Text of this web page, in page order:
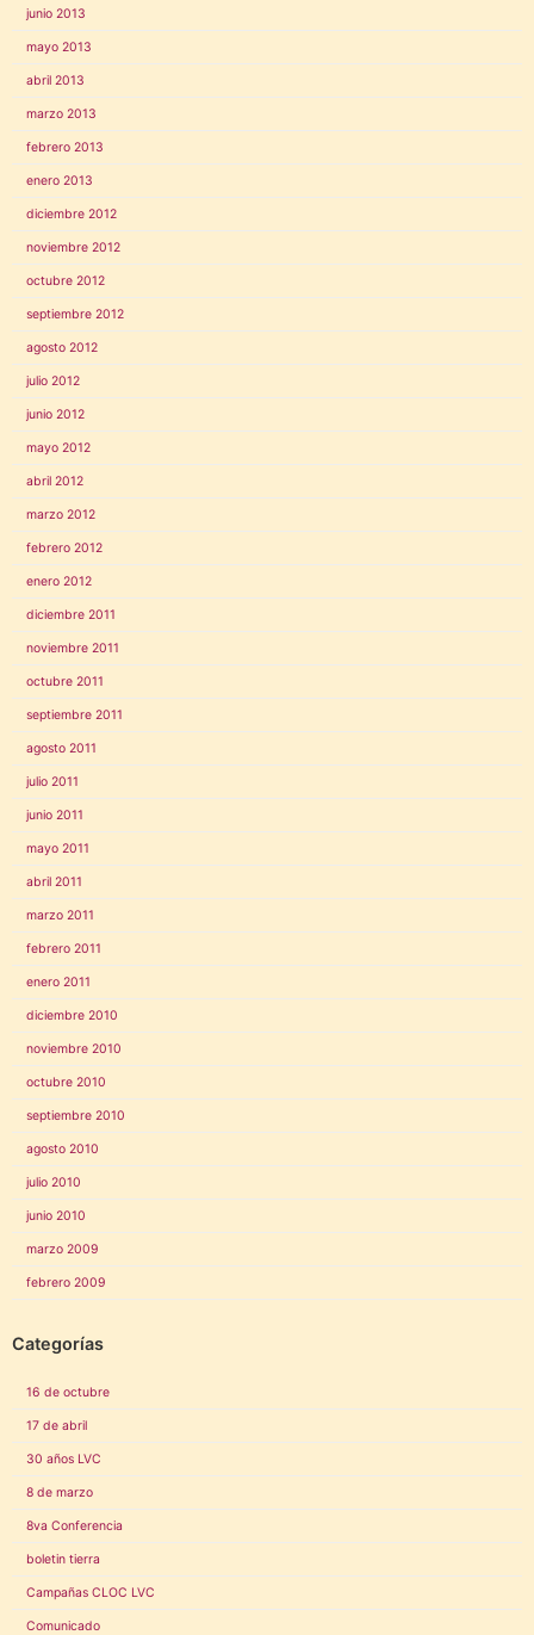
junio 2013
mayo 2013
abril 2013
marzo 2013
febrero 2013
enero 2013
diciembre 2012
noviembre 2012
octubre 2012
septiembre 2012
agosto 2012
julio 2012
junio 2012
mayo 2012
abril 2012
marzo 2012
febrero 2012
enero 2012
diciembre 2011
noviembre 2011
octubre 2011
septiembre 2011
agosto 2011
julio 2011
junio 2011
mayo 2011
abril 2011
marzo 2011
febrero 2011
enero 2011
diciembre 2010
noviembre 2010
octubre 2010
septiembre 2010
agosto 2010
julio 2010
junio 2010
marzo 2009
febrero 2009
Categorías
16 de octubre
17 de abril
30 años LVC
8 de marzo
8va Conferencia
boletin tierra
Campañas CLOC LVC
Comunicado